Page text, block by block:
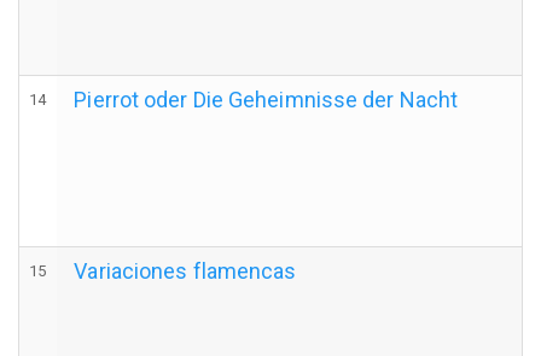
14 Pierrot oder Die Geheimnisse der Nacht
15 Variaciones flamencas